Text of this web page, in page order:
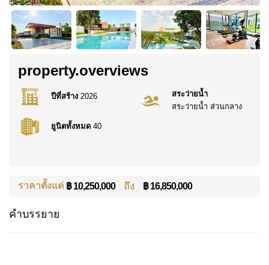
property.overviews
ปีที่สร้าง 2026
ยูนิตทั้งหมด 40
สระว่ายน้ำ
สระว่ายน้ำ ส่วนกลาง
ราคาตั้งแต่ ฿ 10,250,000 ถึง ฿ 16,850,000
คำบรรยาย